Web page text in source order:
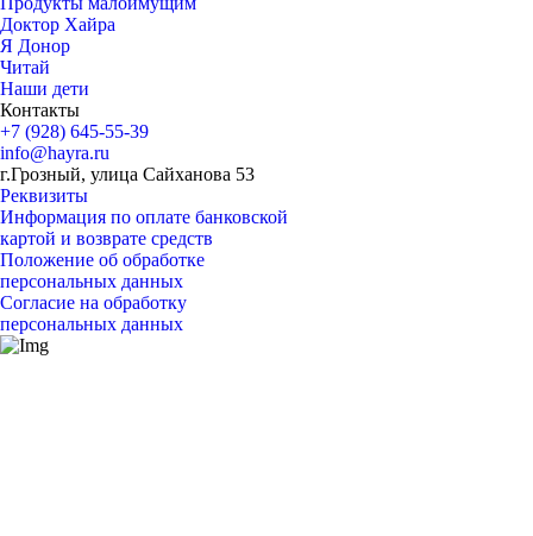
Доктор Хайра
Я Донор
Читай
Наши дети
Контакты
+7 (928) 645-55-39
info@hayra.ru
г.Грозный, улица Сайханова 53
Реквизиты
Информация по оплате банковской
картой и возврате средств
Положение об обработке
персональных данных
Согласие на обработку
персональных данных